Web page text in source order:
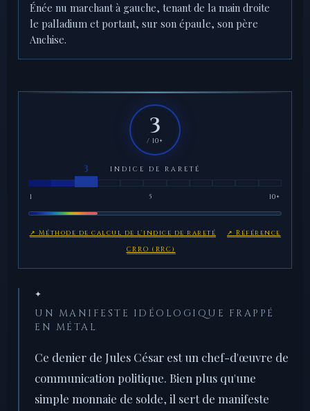
Énée nu marchant à gauche, tenant de la main droite
le palladium et portant, sur son épaule, son père
Anchise.
3
/ 10+
INDICE DE RARETÉ
1 5 10+
↗ Méthode de calcul de l'indice de rareté
↗ Référence
CRRO (RRC)
✦
UN MANIFESTE IDÉOLOGIQUE FRAPPÉ
EN MÉTAL
Ce denier de Jules César est un chef-d'œuvre de
communication politique. Bien plus qu'une
simple monnaie de solde, il sert de manifeste